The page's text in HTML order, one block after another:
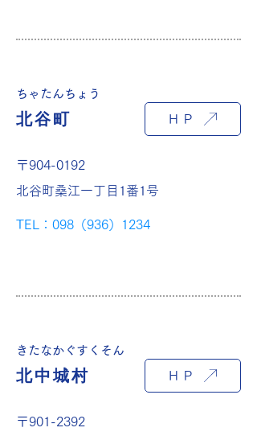
ちゃたんちょう
北谷町 ＨＰ
〒904-0192
北谷町桑江一丁目1番1号
TEL：098（936）1234
きたなかぐすくそん
北中城村 ＨＰ
〒901-2392